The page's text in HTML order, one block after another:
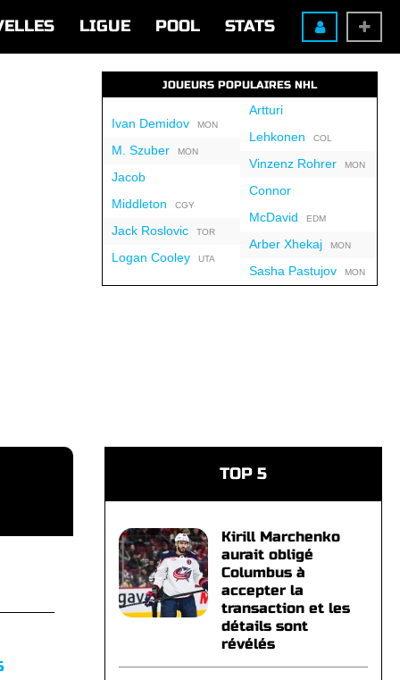
LIGUE POOL STATS
JOUEURS POPULAIRES NHL
Ivan DemidovMON
M. SzuberMON
Jacob
Middleton CGY
Jack RoslovicTOR
Logan CooleyUTA
Artturi
Lehkonen COL
Vinzenz RohrerMON
Connor
McDavid EDM
Arber XhekajMON
Sasha PastujovMON
TOP 5
Kirill Marchenko
aurait obligé
Columbus à
accepter la
transaction et les
détails sont
révélés